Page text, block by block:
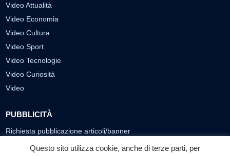
Video Attualità
Video Economia
Video Cultura
Video Sport
Video Tecnologie
Video Curiosità
Video
PUBBLICITÀ
Richiesta pubblicazione articoli/banner
SEGUICI SUI SOCIAL
Questo sito utilizza cookie, anche di terze parti, per